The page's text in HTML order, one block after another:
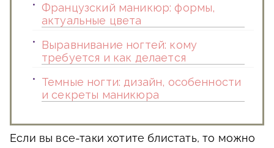
Французский маникюр: формы,
актуальные цвета
Выравнивание ногтей: кому
требуется и как делается
Темные ногти: дизайн, особенности
и секреты маникюра
Если вы все-таки хотите блистать, то можно